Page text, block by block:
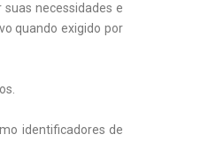
necessidades e
quando exigido por
identificadores de